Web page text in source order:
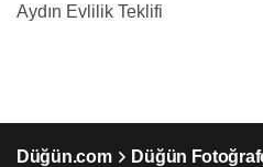
Aydın Evlilik Teklifi
Düğün.com Düğün